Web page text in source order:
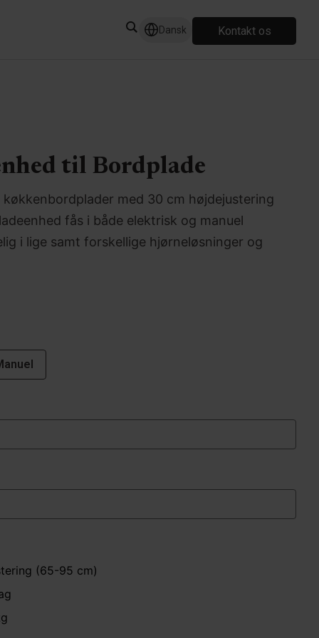
Dansk Kontakt os
til Bordplade
med 30 cm højdejustering
fås i både elektrisk og manuel
i lige samt forskellige hjørneløsninger og
(65-95 cm)